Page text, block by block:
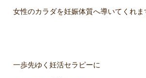
女性のカラダを妊娠体質へ導いてくれま
一歩先ゆく妊活セラピーに